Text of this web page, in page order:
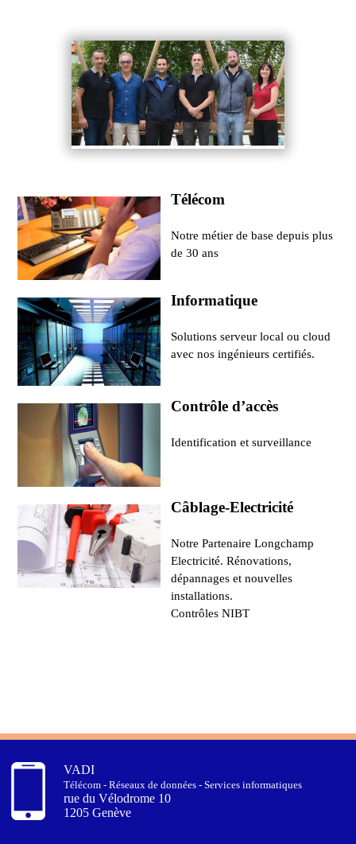
Télécom
Notre métier de base depuis plus
de 30 ans
Informatique
Solutions serveur local ou cloud
avec nos ingénieurs certifiés.
Contrôle d’accès
Identification et surveillance
Câblage-Electricité
Notre Partenaire Longchamp
Electricité. Rénovations,
dépannages et nouvelles
installations.
Contrôles NIBT
VADI
Télécom - Réseaux de données - Services informatiques
rue du Vélodrome 10
1205 Genève